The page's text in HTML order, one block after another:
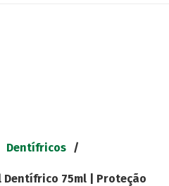
Dentífricos /
75ml | Proteção